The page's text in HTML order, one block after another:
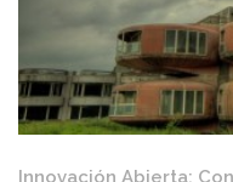
Innovación Abierta: